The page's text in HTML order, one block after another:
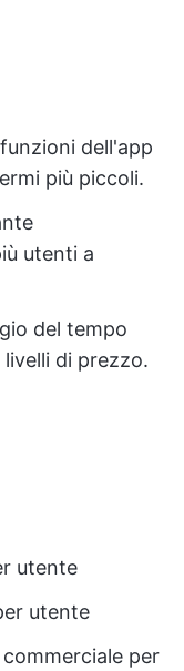
dell'app
più piccoli.
utenti a
del tempo
di prezzo.
utente
utente
per